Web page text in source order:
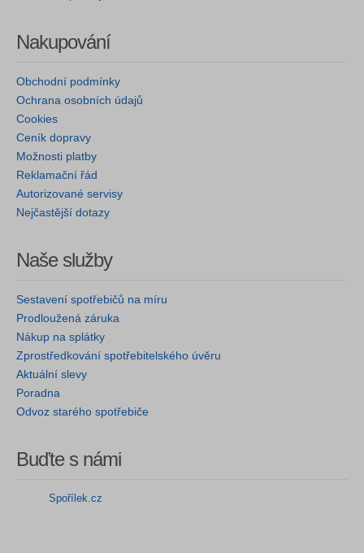
Nakupování
Obchodní podmínky
Ochrana osobních údajů
Cookies
Ceník dopravy
Možnosti platby
Reklamační řád
Autorizované servisy
Nejčastější dotazy
Naše služby
Sestavení spotřebičů na míru
Prodloužená záruka
Nákup na splátky
Zprostředkování spotřebitelského úvěru
Aktuální slevy
Poradna
Odvoz starého spotřebiče
Buďte s námi
Spořílek.cz